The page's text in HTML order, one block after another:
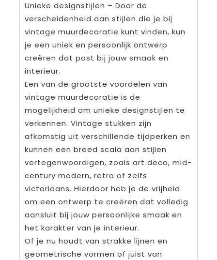
Unieke designstijlen – Door de
verscheidenheid aan stijlen die je bij
vintage muurdecoratie kunt vinden, kun
je een uniek en persoonlijk ontwerp
creëren dat past bij jouw smaak en
interieur.
Een van de grootste voordelen van
vintage muurdecoratie is de
mogelijkheid om unieke designstijlen te
verkennen. Vintage stukken zijn
afkomstig uit verschillende tijdperken en
kunnen een breed scala aan stijlen
vertegenwoordigen, zoals art deco, mid-
century modern, retro of zelfs
victoriaans. Hierdoor heb je de vrijheid
om een ontwerp te creëren dat volledig
aansluit bij jouw persoonlijke smaak en
het karakter van je interieur.
Of je nu houdt van strakke lijnen en
geometrische vormen of juist van